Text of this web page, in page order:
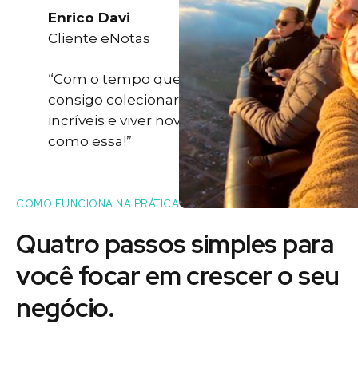
Enrico Davi
Cliente eNotas
“Com o tempo que eu ganho eu
consigo colecionar momentos
incríveis e viver novas experiências
como essa!”
COMO FUNCIONA NA PRÁTICA
Quatro passos simples para
vocêfocarem crescer o seu
negócio.